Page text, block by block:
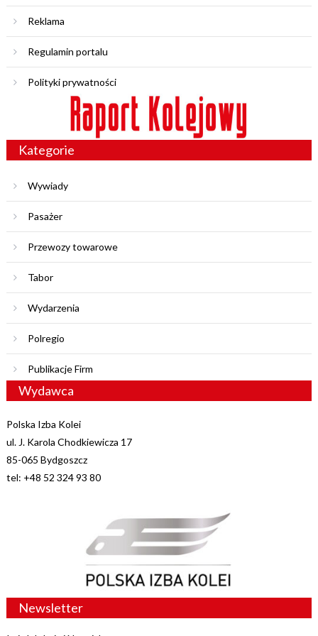
Reklama
Regulamin portalu
Polityki prywatności
Kategorie
Wywiady
Pasażer
Przewozy towarowe
Tabor
Wydarzenia
Polregio
Publikacje Firm
Wydawca
Polska Izba Kolei
ul. J. Karola Chodkiewicza 17
85-065 Bydgoszcz
tel: +48 52 324 93 80
Newsletter